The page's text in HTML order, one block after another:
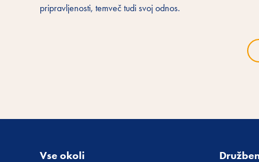
pripravljenosti, temveč tudi svoj odnos.
Vse okoli